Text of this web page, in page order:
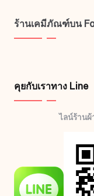
ร้านเคมีภัณฑ์บน
คุยกับเราทาง Line
ไลน์ร้านผ้